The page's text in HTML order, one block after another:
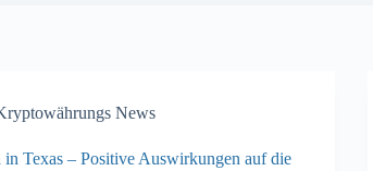
News
Texas – Positive Auswirkungen auf die